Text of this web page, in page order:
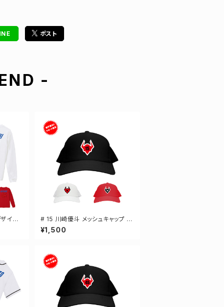
ポスト
-
イン
ツ S
# 15 川崎優斗 メッシュキャップ 選
手還元 3カラー 000700
¥1,500